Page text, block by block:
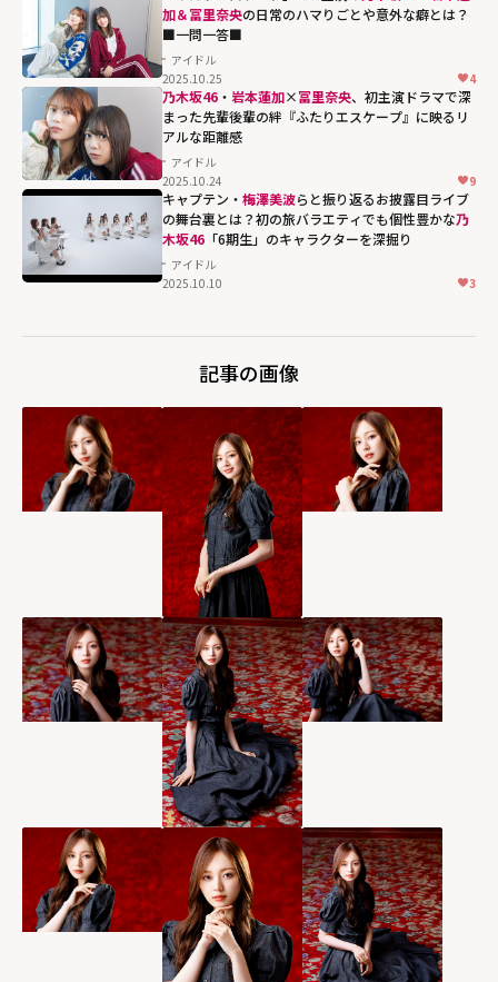
る」"
width="304"
height="203"
loading="lazy"
fetchpriority="h
igh">
加＆冨里奈央の日常のハマりごとや意外な癖とは？
■一問一答■
アイドル
2025.10.25
4
乃木坂46 ・ 岩本蓮加×冨里奈央、初主演ドラマで深
まった先輩後輩の絆『ふたりエスケープ』に映るリ
アルな距離感
アイドル
2025.10.24
9
キャプテン・ 梅澤美波らと振り返るお披露目ライブ
の舞台裏とは？初の旅バラエティでも個性豊かな乃
木坂46 「6期生」のキャラクターを深掘り
アイドル
2025.10.10
3
記事の画像